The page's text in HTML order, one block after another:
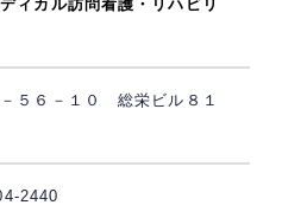
ィカル訪問看護・リハビリ
５６－１０ 総栄ビル８１
2440